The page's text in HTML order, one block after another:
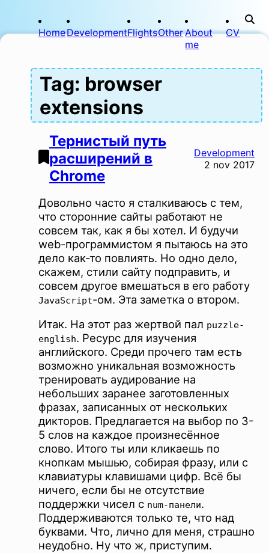
HomeDevelopmentFlightsOtherAbout
me
CV
Tag: browser
extensions
Тернистый путь
расширений в
Chrome
Development
2 nov 2017
Довольно часто я сталкиваюсь с тем,
что сторонние сайты работают не
совсем так, как я бы хотел. И будучи
web-программистом я пытаюсь на это
дело как-то повлиять. Но одно дело,
скажем, стили сайту подправить, и
совсем другое вмешаться в его работу
JavaScript-ом. Эта заметка о втором.
Итак. На этот раз жертвой пал puzzle-
english. Ресурс для изучения
английского. Среди прочего там есть
возможно уникальная возможность
тренировать аудирование на
небольших заранее заготовленных
фразах, записанных от нескольких
дикторов. Предлагается на выбор по 3-
5 слов на каждое произнесённое
слово. Итого ты или кликаешь по
кнопкам мышью, собирая фразу, или с
клавиатуры клавишами цифр. Всё бы
ничего, если бы не отсутствие
поддержки чисел с num-панели.
Поддерживаются только те, что над
буквами. Что, лично для меня, страшно
неудобно. Ну что ж, приступим.